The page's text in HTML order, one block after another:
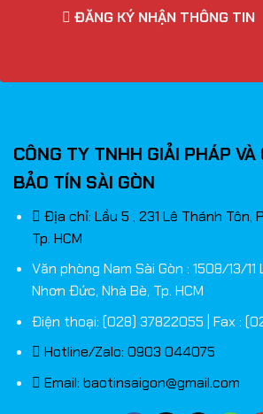
Vẫn biết các loại chuột gaming
hiệu, từ cảm biến tới bộ phân
ĐĂNG KÝ NHẬN THÔNG TIN
CÔNG TY TNHH GIẢI PHÁP VÀ
BẢO TÍN SÀI GÒN
Địa chỉ: Lầu 5 , 231 Lê Thánh Tôn,
Tp. HCM
Văn phòng Nam Sài Gòn : 1508/13/
Nhơn Đức, Nhà Bè, Tp. HCM
Điện thoại: (028) 37822055 | Fax :
Hotline/Zalo: 0903 044075
Email: baotinsaigon@gmail.com